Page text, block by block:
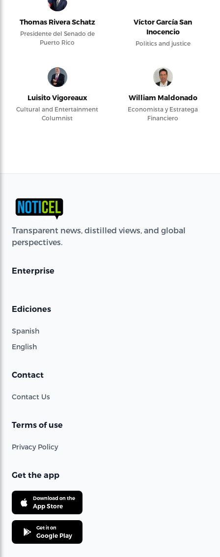
Thomas Rivera Schatz
Presidente del Senado de
Puerto Rico
Víctor García San
Inocencio
Politics and justice
Luisito Vigoreaux
Cultural and Entertainment
Columnist
William Maldonado
Economista y Estratega
Financiero
Transparent news, distilled views, and global
perspectives.
Enterprise
Ediciones
Spanish
English
Contact
Contact Us
Terms of use
Privacy Policy
Get the app
Download on the
App Store
Get it on
Google Play